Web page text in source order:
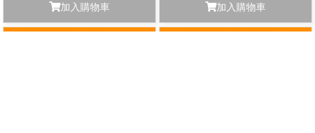
加入購物車 加入購物車